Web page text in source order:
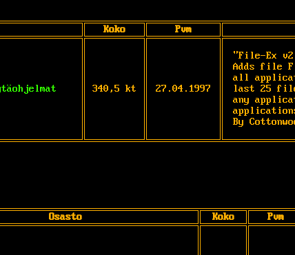
Koko Pvm
340,5 kt 27.04.1997
"File-Ex
Adds file
all
last 25
any
By
Osasto Koko Pvm